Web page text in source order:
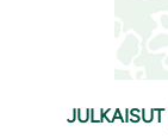
JULKAISUT